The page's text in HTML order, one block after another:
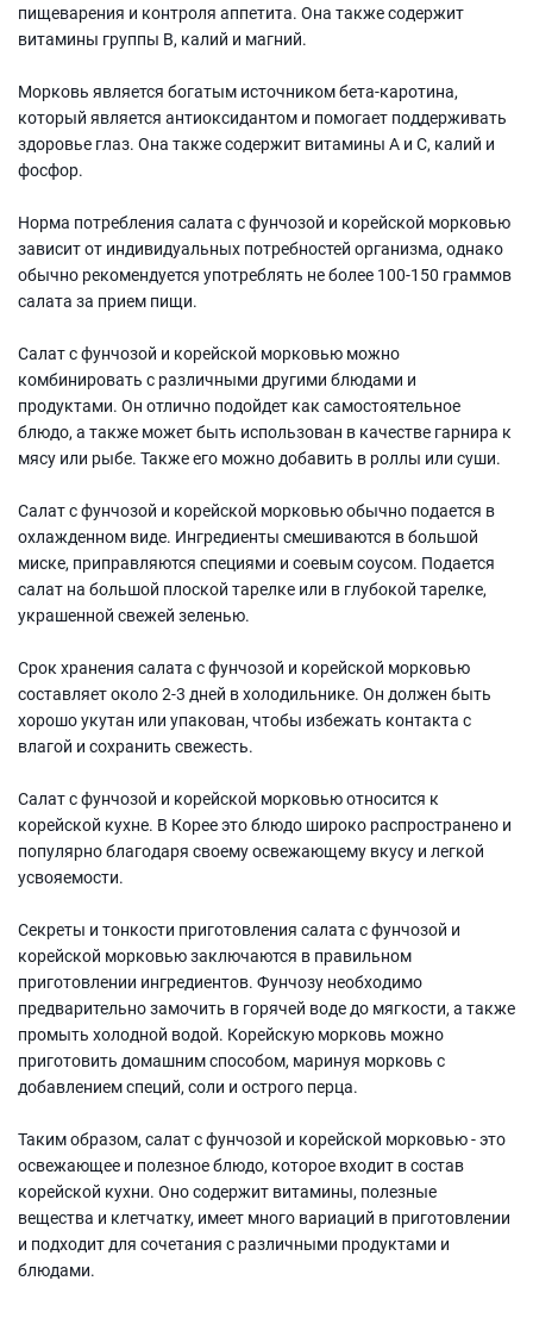
пищеварения и контроля аппетита. Она также содержит
витамины группы В, калий и магний.
Морковь является богатым источником бета-каротина,
который является антиоксидантом и помогает поддерживать
здоровье глаз. Она также содержит витамины А и С, калий и
фосфор.
Норма потребления салата с фунчозой и корейской морковью
зависит от индивидуальных потребностей организма, однако
обычно рекомендуется употреблять не более 100-150 граммов
салата за прием пищи.
Салат с фунчозой и корейской морковью можно
комбинировать с различными другими блюдами и
продуктами. Он отлично подойдет как самостоятельное
блюдо, а также может быть использован в качестве гарнира к
мясу или рыбе. Также его можно добавить в роллы или суши.
Салат с фунчозой и корейской морковью обычно подается в
охлажденном виде. Ингредиенты смешиваются в большой
миске, приправляются специями и соевым соусом. Подается
салат на большой плоской тарелке или в глубокой тарелке,
украшенной свежей зеленью.
Срок хранения салата с фунчозой и корейской морковью
составляет около 2-3 дней в холодильнике. Он должен быть
хорошо укутан или упакован, чтобы избежать контакта с
влагой и сохранить свежесть.
Салат с фунчозой и корейской морковью относится к
корейской кухне. В Корее это блюдо широко распространено и
популярно благодаря своему освежающему вкусу и легкой
усвояемости.
Секреты и тонкости приготовления салата с фунчозой и
корейской морковью заключаются в правильном
приготовлении ингредиентов. Фунчозу необходимо
предварительно замочить в горячей воде до мягкости, а также
промыть холодной водой. Корейскую морковь можно
приготовить домашним способом, маринуя морковь с
добавлением специй, соли и острого перца.
Таким образом, салат с фунчозой и корейской морковью - это
освежающее и полезное блюдо, которое входит в состав
корейской кухни. Оно содержит витамины, полезные
вещества и клетчатку, имеет много вариаций в приготовлении
и подходит для сочетания с различными продуктами и
блюдами.